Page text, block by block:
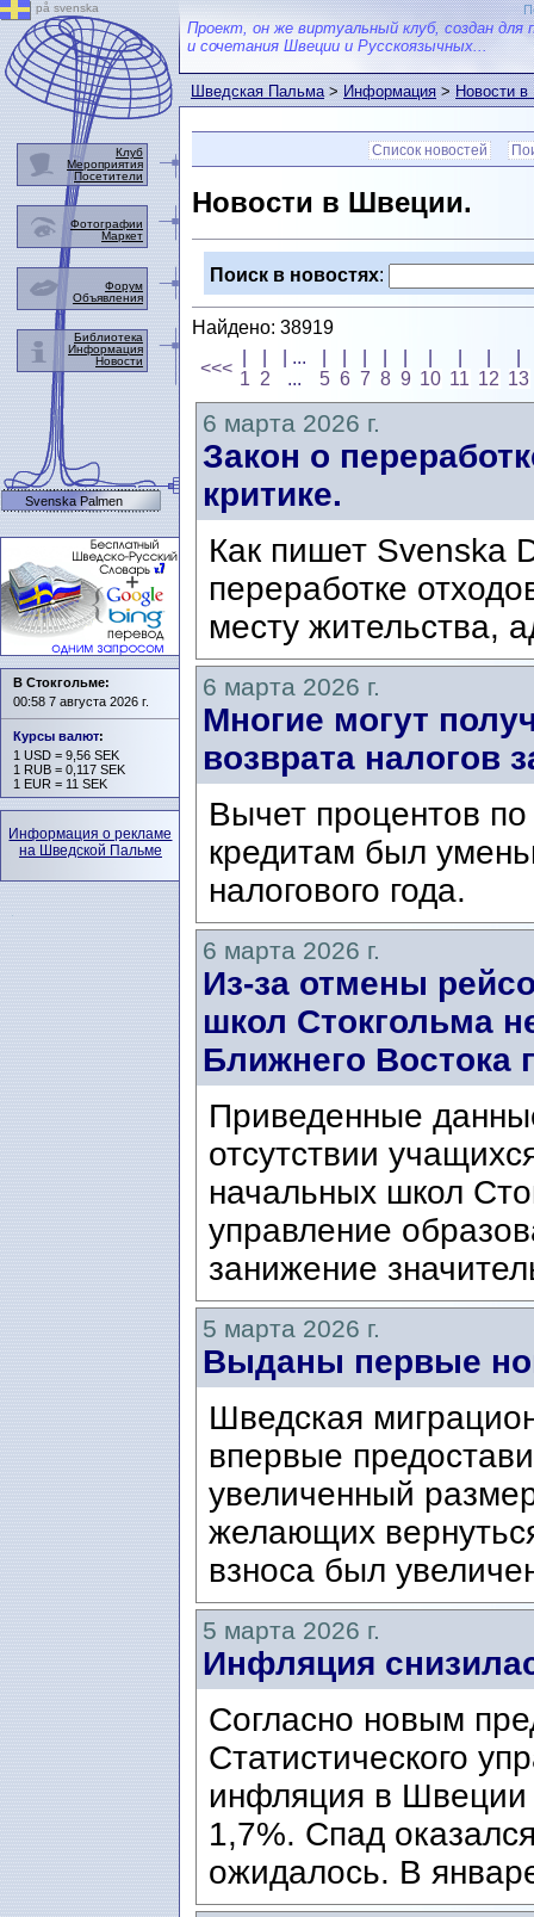
Проект, он же виртуальный клуб, создан для
и сочетания Швеции и Русскоязычных...
Шведская Пальма>Информация>Новости
Список новостей
Новости в Швеции.
Поиск в новостях:
Найдено: 38919
<<<
1 2
| ...
...
5 6 7 8 9 10 11 12 13
6 марта 2026 г.
Закон о
критике.
Как пишет Svenska
переработке
месту жительства,
6 марта 2026 г.
Многие могут
возврата налогов
Вычет процентов
кредитам был
налогового года.
6 марта 2026 г.
Из-за отмены
школ Стокгольма
Ближнего Востока
Приведенные
отсутствии
начальных школ
управление
занижение
5 марта 2026 г.
Выданы первые
Шведская
впервые
увеличенный
желающих
взноса был
5 марта 2026 г.
Инфляция
Согласно новым
Статистического
инфляция в Швеции
1,7%. Спад
ожидалось. В
på svenska
Клуб
Мероприятия
Посетители
Фотографии
Маркет
Форум
Объявления
Библиотека
Информация
Новости
Svenska Palmen
В Стокгольме:
00:58 7 августа 2026 г.
Курсы валют:
1 USD = 9,56 SEK
1 RUB = 0,117 SEK
1 EUR = 11 SEK
Информация о рекламе
на Шведской Пальме